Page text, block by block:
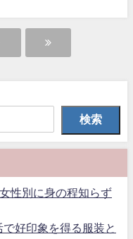
検索
性別に身の程知らず
好印象を得る服装と